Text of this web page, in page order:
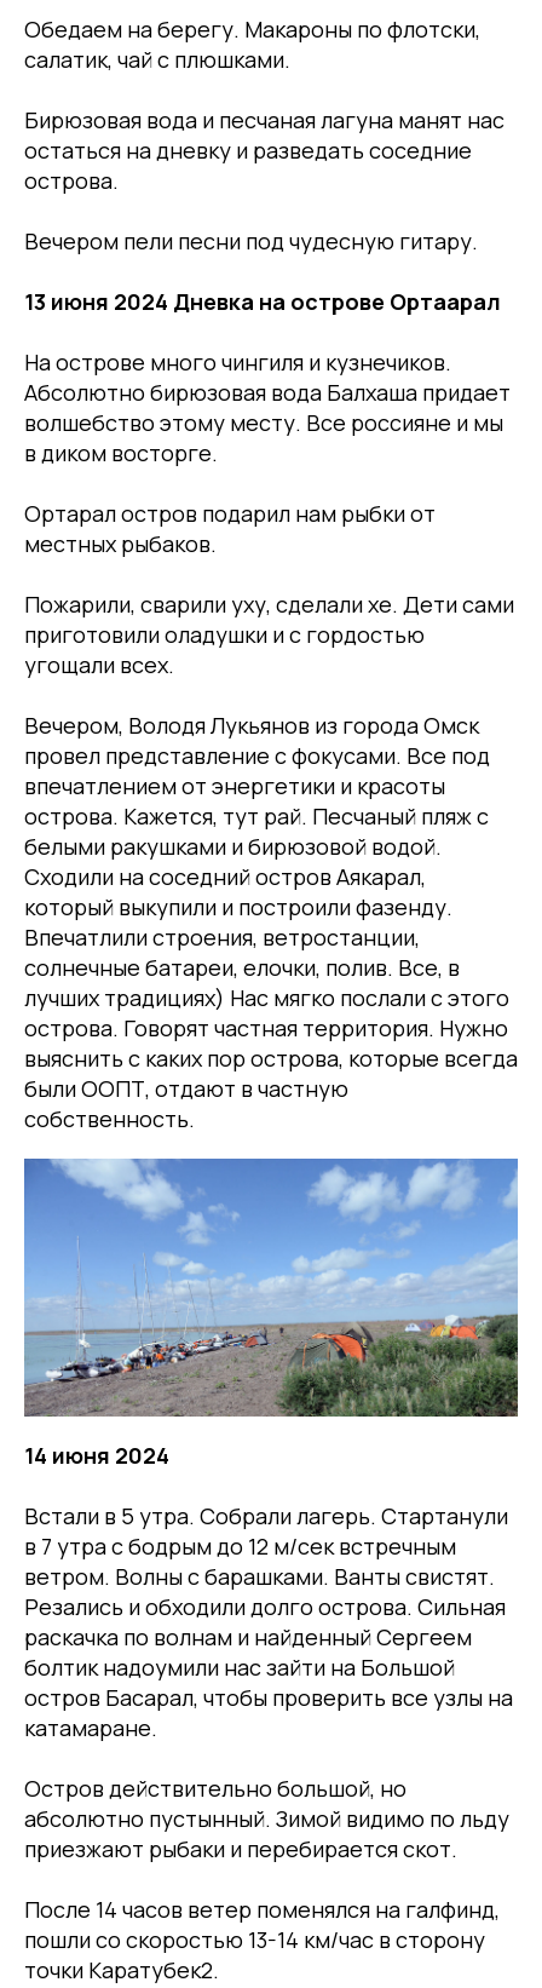
Обедаем на берегу. Макароны по флотски,
салатик, чай с плюшками.
Бирюзовая вода и песчаная лагуна манят нас
остаться на дневку и разведать соседние
острова.
Вечером пели песни под чудесную гитару.
13 июня 2024 Дневка на острове Ортаарал
На острове много чингиля и кузнечиков.
Абсолютно бирюзовая вода Балхаша придает
волшебство этому месту. Все россияне и мы
в диком восторге.
Ортарал остров подарил нам рыбки от
местных рыбаков.
Пожарили, сварили уху, сделали хе. Дети сами
приготовили оладушки и с гордостью
угощали всех.
Вечером, Володя Лукьянов из города Омск
провел представление с фокусами. Все под
впечатлением от энергетики и красоты
острова. Кажется, тут рай. Песчаный пляж с
белыми ракушками и бирюзовой водой.
Сходили на соседний остров Аякарал,
который выкупили и построили фазенду.
Впечатлили строения, ветростанции,
солнечные батареи, елочки, полив. Все, в
лучших традициях) Нас мягко послали с этого
острова. Говорят частная территория. Нужно
выяснить с каких пор острова, которые всегда
были ООПТ, отдают в частную
собственность.
14 июня 2024
Встали в 5 утра. Собрали лагерь. Стартанули
в 7 утра с бодрым до 12 м/сек встречным
ветром. Волны с барашками. Ванты свистят.
Резались и обходили долго острова. Сильная
раскачка по волнам и найденный Сергеем
болтик надоумили нас зайти на Большой
остров Басарал, чтобы проверить все узлы на
катамаране.
Остров действительно большой, но
абсолютно пустынный. Зимой видимо по льду
приезжают рыбаки и перебирается скот.
После 14 часов ветер поменялся на галфинд,
пошли со скоростью 13-14 км/час в сторону
точки Каратубек2.